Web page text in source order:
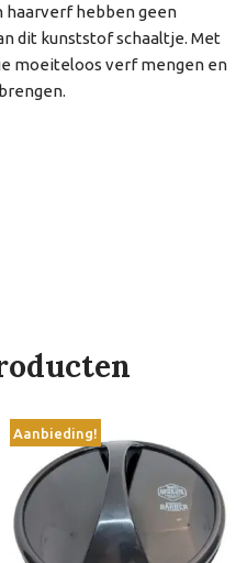
haarverf hebben geen
dit kunststof schaaltje. Met
moeiteloos verf mengen en
Aanbieding!